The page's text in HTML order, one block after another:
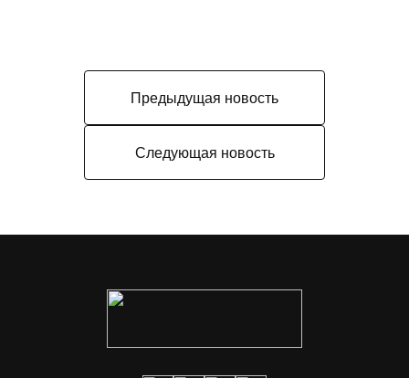
Предыдущая новость
Следующая новость